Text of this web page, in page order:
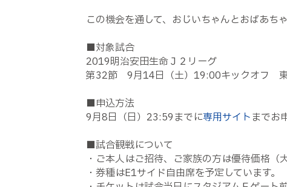
この機会を通して、おじいちゃんとおばあち
■対象試合
2019明治安田生命Ｊ２リーグ
第32節 9月14日（土）19:00キックオフ
■申込方法
9月8日（日）23:59までに専用サイトまでお
■試合観戦について
・ご本人はご招待、ご家族の方は優待価格
・券種はE1サイド自由席を予定しています。